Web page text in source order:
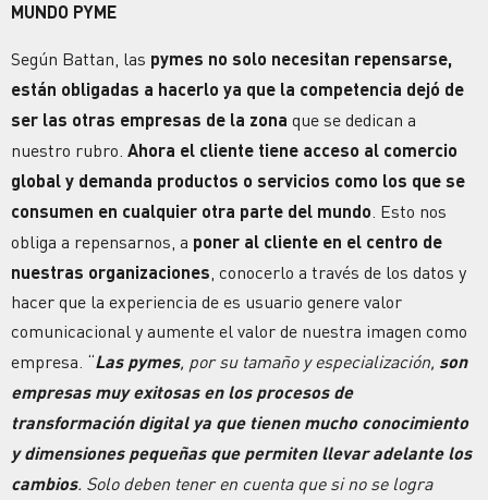
MUNDO PYME
Según Battan, las pymes no solo necesitan repensarse,
están obligadas a hacerlo ya que la competencia dejó de
ser las otras empresas de la zona que se dedican a
nuestro rubro. Ahora el cliente tiene acceso al comercio
global y demanda productos o servicios como los que se
consumen en cualquier otra parte del mundo . Esto nos
obliga a repensarnos, a poner al cliente en el centro de
nuestras organizaciones , conocerlo a través de los datos y
hacer que la experiencia de es usuario genere valor
comunicacional y aumente el valor de nuestra imagen como
empresa. “Las pymes, por su tamaño y especialización, son
empresas muy exitosas en los procesos de
transformación digital ya que tienen mucho conocimiento
y dimensiones pequeñas que permiten llevar adelante los
cambios. Solo deben tener en cuenta que si no se logra